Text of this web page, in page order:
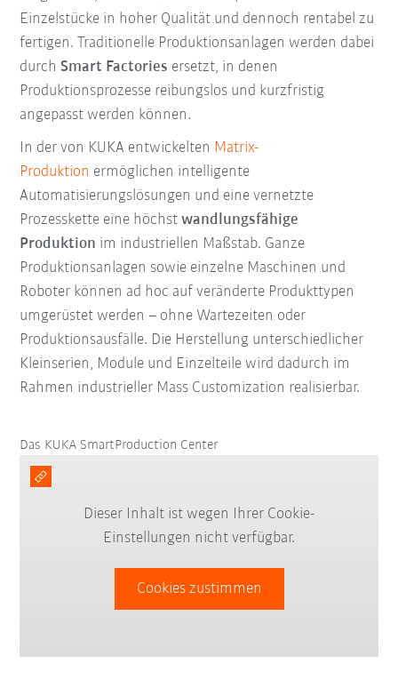
Einzelstücke in hoher Qualität und dennoch rentabel zu
fertigen. Traditionelle Produktionsanlagen werden dabei
durchSmart Factories ersetzt, in denen
Produktionsprozesse reibungslos und kurzfristig
angepasst werden können.
In der von KUKA entwickelten Matrix-
Produktion ermöglichen intelligente
Automatisierungslösungen und eine vernetzte
Prozesskette eine höchstwandlungsfähige
Produktion im industriellen Maßstab. Ganze
Produktionsanlagen sowie einzelne Maschinen und
Roboter können ad hoc auf veränderte Produkttypen
umgerüstet werden – ohne Wartezeiten oder
Produktionsausfälle. Die Herstellung unterschiedlicher
Kleinserien, Module und Einzelteile wird dadurch im
Rahmen industrieller Mass Customization realisierbar.
Das KUKA SmartProduction Center
Dieser Inhalt ist wegen Ihrer Cookie-
Einstellungen nicht verfügbar.
Cookies zustimmen